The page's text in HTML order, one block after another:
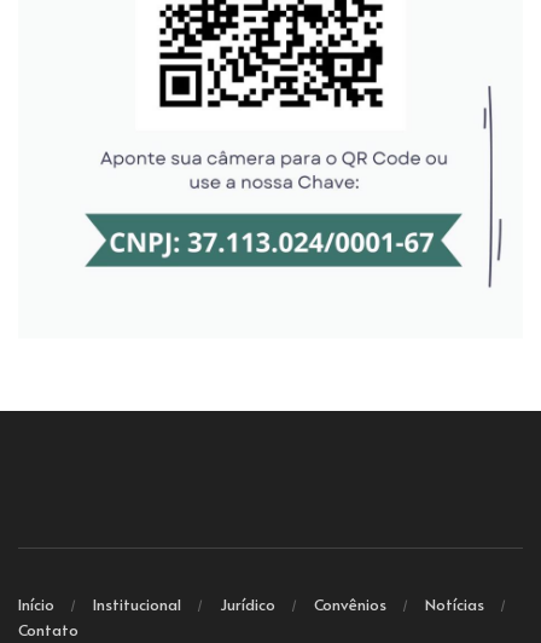
Início Institucional Jurídico Convênios
Notícias
Contato